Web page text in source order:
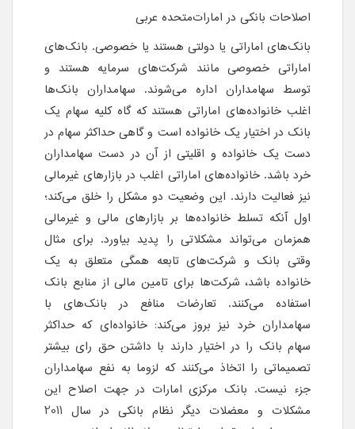
اصلاحات بانکی در امارات‌متحده عربی
بانک‌های اماراتی یا دولتی هستند یا خصوصی. بانک‌های
اماراتی خصوصی مانند شرکت‌های سرمایه هستند و
توسط سهامداران اداره می‌شوند. سهامداران بانک‌ها
اغلب خانواده‌های اماراتی هستند که گاه کلیه سهام یک
بانک در اختیار یک خانواده است و گاهی حداکثر سهام در
دست یک خانواده و اقلیتی از آن در دست سهامداران
خرد باشد. خانواده‌های اماراتی اغلب در بازارهای غیرمالی
نیز فعالیت دارند. این وضعیت دو مشکل را خلق می‌کند؛
اول آنکه تسلط خانواده‌ها بر بازارهای مالی و غیرمالی
همزمان می‌تواند مشکلاتی را پدید بیاورد. برای مثال
وقتی بانک و شرکت‌های تابعه همگی متعلق به یک
خانواده باشد، شرکت‌ها برای تامین مالی از منابع بانک
استفاده می‌کنند. تعارضات منافع در بانک‌های با
سهامداران خرد نیز بروز می‌کند: خانواده‌ای که حداکثر
سهام بانک را در اختیار دارند با داشتن حق رای بیشتر
تصمیماتی را اتخاذ می‌کنند که لزوما به نفع سهامداران
جزء نیست. بانک مرکزی امارات در جهت اصلاح این
مشکلات و معضلات دیگر نظام بانکی در سال 2011